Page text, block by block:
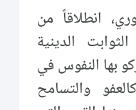
انطلاقاً من
الدينية
بها النفوس في
والتسامح